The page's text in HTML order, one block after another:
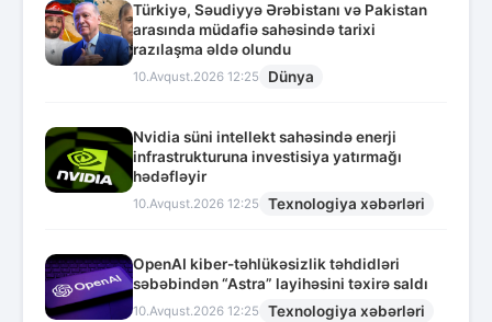
Türkiyə, Səudiyyə Ərəbistanı və Pakistan
arasında müdafiə sahəsində tarixi
razılaşma əldə olundu
10.Avqust.2026 12:25 Dünya
Nvidia süni intellekt sahəsində enerji
infrastrukturuna investisiya yatırmağı
hədəfləyir
10.Avqust.2026 12:25 Texnologiya xəbərləri
OpenAI kiber-təhlükəsizlik təhdidləri
səbəbindən “Astra” layihəsini təxirə saldı
10.Avqust.2026 12:25 Texnologiya xəbərləri